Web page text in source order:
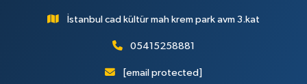
İstanbul cad kültür mah krem park avm 3.kat
05415258881
[email protected]